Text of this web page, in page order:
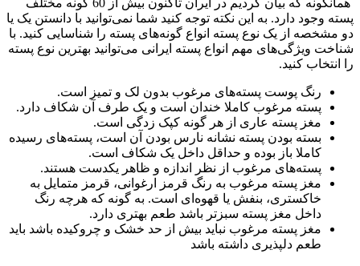
همانگونه که بیان کردیم در ایران تاکنون بیش از 60 گونه مختلف
پسته وجود دارد. به این نکته توجه کنید شما نمی‌توانید با دانستن یک یا
دو مشخصه از یک نوع پسته انواع گونه‌های پسته را شناسایی کنید. با
شناخت ویژگی‌های مهم انواع پسته ایرانی می‌توانید بهترین نوع پسته
را انتخاب کنید.
رنگ پوست پسته‌های مرغوب بدون لک و تمیز است.
پسته مرغوب کاملا خندان است و یک طرف آن شکاف دارد.
مغز پسته عاری از هر گونه کپک زدگی است.
بسته بودن پسته نشانه نارس بودن آن است، پسته‌های رسیده
کاملا باز بوده و حداقل داخل یک شکاف است.
پسته‌های مرغوب از نظر اندازه و ظاهر یکدست هستند.
مغز پسته مرغوب به رنگ قرمز ارغوانی، قرمز متمایل به
خاکستری، بنفش یا قهوه‌ای است. به گونه که هرچه رنگ
داخل مغز پسته سبز‌تر باشد طعم بهتری دارد.
مغز پسته مرغوب نباید بیش از حد خشک و چروکیده باشد باید
طعم دلپذیری داشته باشد